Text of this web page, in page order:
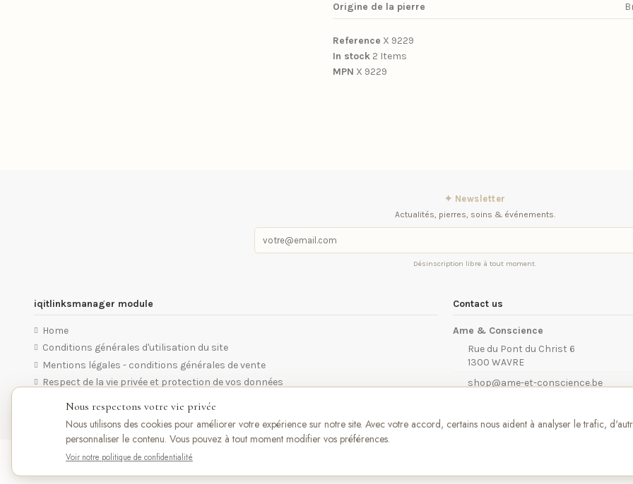
Origine de la pierre
Reference X 9229
In stock 2 Items
MPN X 9229
✦ Newsletter
Actualités, pierres, soins & événements.
Désinscription libre à tout moment.
iqitlinksmanager module
Home
Conditions générales d'utilisation du site
Mentions légales - conditions générales de vente
Respect de la vie privée et protection de vos données
Contact us
Ame & Conscience
Rue du Pont du Christ 6
1300 WAVRE
shop@ame-et-conscience.be
Nous respectons votre vie privée
Nous utilisons des cookies pour améliorer votre expérience sur notre site. Avec votre accord, certains nous aident à analyser le trafic,
personnaliser le contenu. Vous pouvez à tout moment modifier vos préférences.
Voir notre politique de confidentialité